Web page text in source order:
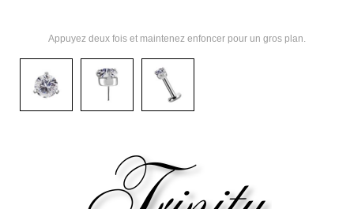
Appuyez deux fois et maintenez enfoncer pour un gros plan.